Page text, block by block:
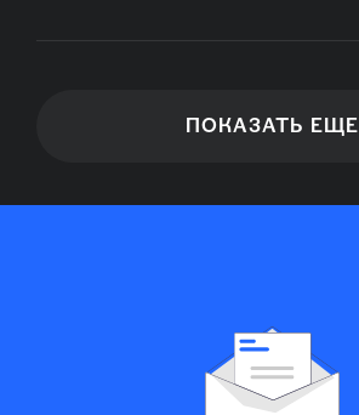
ПОКАЗАТЬ ЕЩЕ